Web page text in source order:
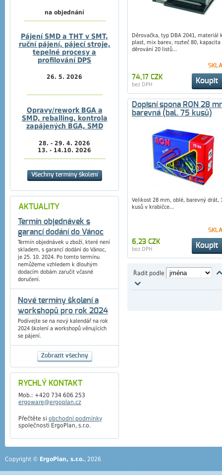
Děrovačka, typ DBA 2041, materiál
plast, mix barev, rozteč 80, kapacita
děrování 20 listů...
Koupit
74,17 CZK
bez DPH
Dopisní spona RON 28
barevná (bal. 75 kusů)
Velikost 28 mm, oblé, barevný drát,
kusů v krabičce...
Koupit
6,23 CZK
bez DPH
Řadit podle
na objednání
.......................................................
Pájení SMD a THT v SMT,
ruční pájení, pájecí stroje,
tepelné procesy a
profilování DPS
26. 5. 2026
...................................................
Opravy/rework BGA a
SMD, reballing, kontrola
zapájených BGA, SMD
28. - 29. 4. 2026
13. - 14.10. 2026
.......................................................
Všechny termíny školení
AKTUALITY
Termín objednávek s
garancí dodání do Vánoc
Termín objednávek u zboží, které není
skladem, s garancí dodání do Vánoc,
je 25. 10. 2024. Po tomto termínu
nemůžeme vzhledem k dlouhým
dodacím dobám zaručit včasné
doručení.
Nové termíny školení a
workshopů pro rok 2024
Podívejte se na nový kalendář na rok
2024 školení a workshopů věnujících
se pájení.
Zobrazit všechny
RYCHLÝ KONTAKT
Mob.: +420 734 606 253
ergoware@ergoplan.cz
Přečtěte si obchodní podmínky
společnosti ErgoPlan, s.r.o.
Copyright © ErgoPlan, s.r.o., 2026